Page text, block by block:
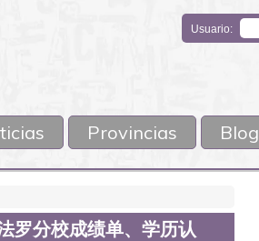
Usuario:
Provincias Blog
罗分校成绩单、学历认